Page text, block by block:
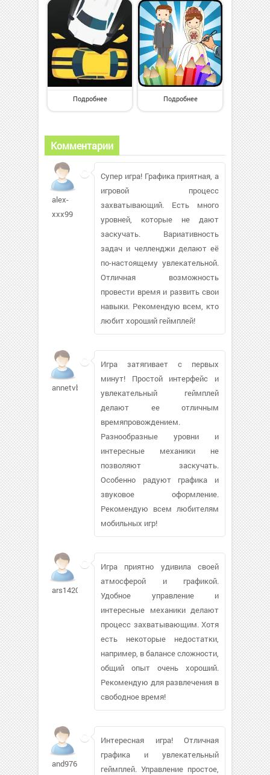
Подробнее Подробнее
Комментарии
alex-
xxx99
Супер игра! Графика приятная, а
игровой процесс
захватывающий. Есть много
уровней, которые не дают
заскучать. Вариативность
задач и челленджи делают её
по-настоящему увлекательной.
Отличная возможность
провести время и развить свои
навыки. Рекомендую всем, кто
любит хороший геймплей!
annetvbhf
Игра затягивает с первых
минут! Простой интерфейс и
увлекательный геймплей
делают ее отличным
времяпровождением.
Разнообразные уровни и
интересные механики не
позволяют заскучать.
Особенно радуют графика и
звуковое оформление.
Рекомендую всем любителям
мобильных игр!
ars142009
Игра приятно удивила своей
атмосферой и графикой.
Удобное управление и
интересные механики делают
процесс захватывающим. Хотя
есть некоторые недостатки,
например, в балансе сложности,
общий опыт очень хороший.
Рекомендую для развлечения в
свободное время!
and9765
Интересная игра! Отличная
графика и увлекательный
геймплей. Управление простое,